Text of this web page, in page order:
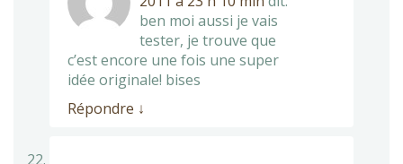
ben moi aussi je vais
tester, je trouve que
c’est encore une fois une super
idée originale! bises
Répondre ↓